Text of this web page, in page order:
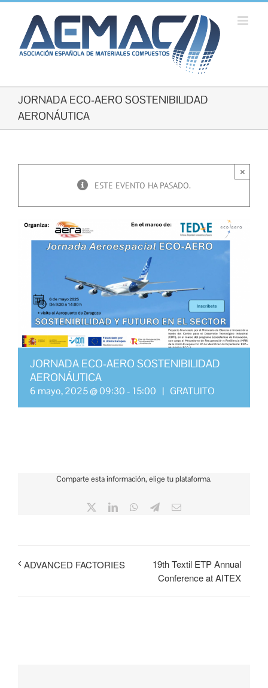
Saltar
contenido
JORNADA ECO-AERO SOSTENIBILIDAD
AERONÁUTICA
ESTE EVENTO HA PASADO.
×
JORNADA ECO-AERO SOSTENIBILIDAD
AERONÁUTICA
6 mayo, 2025 @ 09:30- 15:00 | GRATUITO
Comparte esta información, elige tu plataforma.
LinkedInWhatsApp
TelegramCorreo
ADVANCED FACTORIES
19th Textil ETP Annual
Conference at AITEX